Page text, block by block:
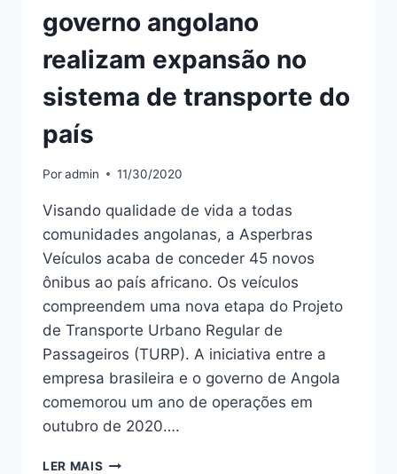
governo angolano
realizam expansão no
sistema de transporte do
país
Poradmin 11/30/2020
Visando qualidade de vida a todas
comunidades angolanas, a Asperbras
Veículos acaba de conceder 45 novos
ônibus ao país africano. Os veículos
compreendem uma nova etapa do Projeto
de Transporte Urbano Regular de
Passageiros (TURP). A iniciativa entre a
empresa brasileira e o governo de Angola
comemorou um ano de operações em
outubro de 2020….
LER MAIS